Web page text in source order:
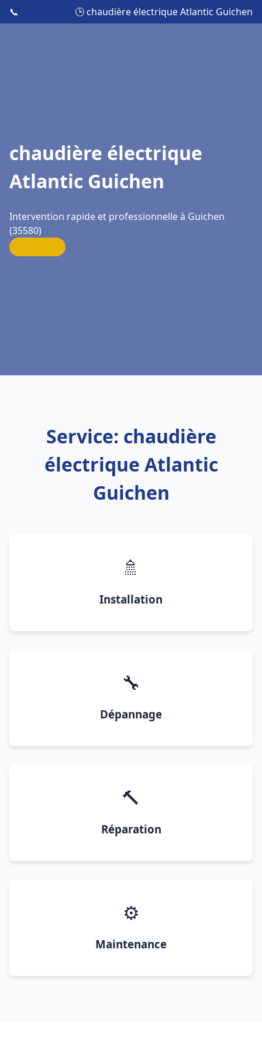
📞 🕒 chaudière électrique Atlantic Guichen
chaudière électrique
Atlantic Guichen
Intervention rapide et professionnelle à Guichen
(35580)
Service: chaudière
électrique Atlantic
Guichen
🚿
Installation
🔧
Dépannage
🔨
Réparation
⚙️
Maintenance